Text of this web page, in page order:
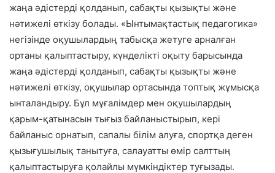
жаңа әдістерді қолданып, сабақты қызықты және
нәтижелі өткізу болады. «Ынтымақтастық педагогика»
негізінде оқушылардың табысқа жетуге арналған
ортаны қалыптастыру, күнделікті оқыту барысында
жаңа әдістерді қолданып, сабақты қызықты және
нәтижелі өткізу, оқушылар ортасында топтық жұмысқа
ынталандыру. Бұл мұғалімдер мен оқушылардың
қарым-қатынасын тығыз байланыстырып, кері
байланыс орнатып, сапалы білім алуға, спортқа деген
қызығушылық танытуға, салауатты өмір салттың
қалыптастыруға қолайлы мүмкіндіктер туғызады.